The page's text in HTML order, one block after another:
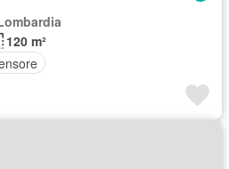
120 m²